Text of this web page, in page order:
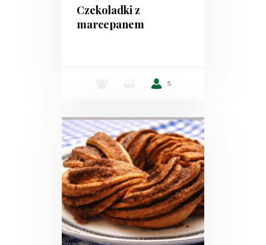
Czekoladki z
marcepanem
5